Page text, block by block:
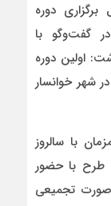
دوره
گفت‌وگو با
اولین دوره
شهر خوانسار
سه شنبه ۶دی، همزمان با سالروز
با حضور
به صورت تجمیعی